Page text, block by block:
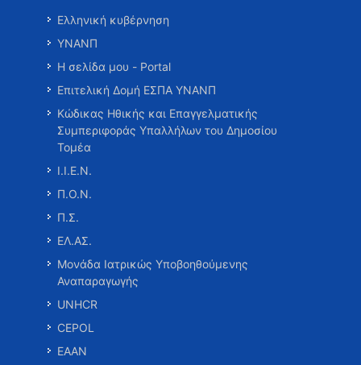
Ελληνική κυβέρνηση
ΥΝΑΝΠ
Η σελίδα μου - Portal
Επιτελική Δομή ΕΣΠΑ ΥΝΑΝΠ
Κώδικας Ηθικής και Επαγγελματικής
Συμπεριφοράς Υπαλλήλων του Δημοσίου
Τομέα
Ι.Ι.Ε.Ν.
Π.Ο.Ν.
Π.Σ.
ΕΛ.ΑΣ.
Μονάδα Ιατρικώς Υποβοηθούμενης
Αναπαραγωγής
UNHCR
CEPOL
ΕΑΑΝ